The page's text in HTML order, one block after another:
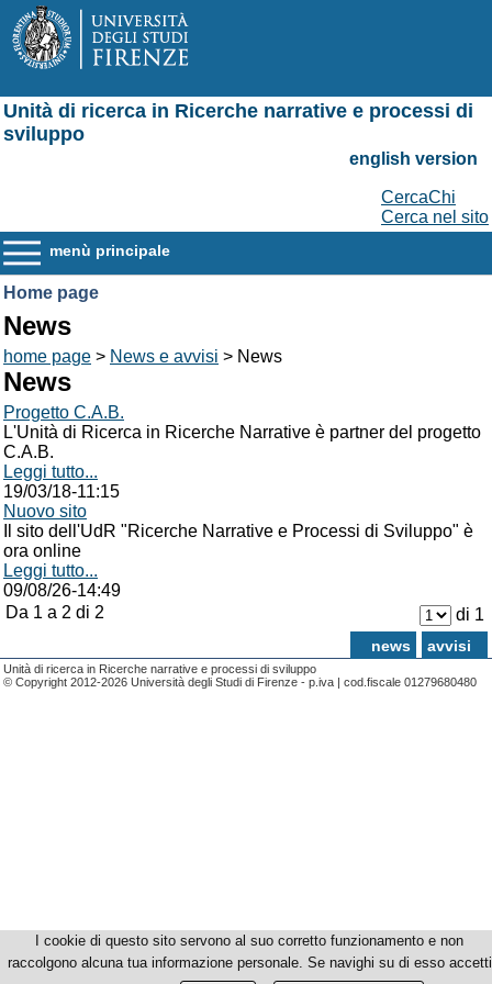
Unità di ricerca in Ricerche narrative e processi di
sviluppo
english version
CercaChi
Cerca nel sito
menù principale
Home page
News
home page > News e avvisi > News
News
Progetto C.A.B.
L'Unità di Ricerca in Ricerche Narrative è partner del progetto
C.A.B.
Leggi tutto...
19/03/18-11:15
Nuovo sito
Il sito dell'UdR "Ricerche Narrative e Processi di Sviluppo" è
ora online
Leggi tutto...
09/08/26-14:49
Da 1 a 2 di 2
di 1
news avvisi
Unità di ricerca in Ricerche narrative e processi di sviluppo
© Copyright 2012-2026 Università degli Studi di Firenze - p.iva | cod.fiscale 01279680480
I cookie di questo sito servono al suo corretto funzionamento e non
raccolgono alcuna tua informazione personale. Se navighi su di esso accetti